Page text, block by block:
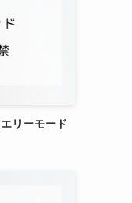
リーモード